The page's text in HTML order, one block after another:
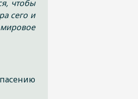
чтобы
сего и